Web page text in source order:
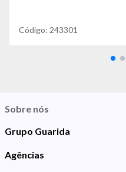
Código: 243301
Sobre nós
Grupo Guarida
Agências